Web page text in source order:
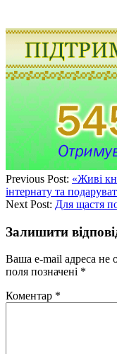
Previous Post: «Живі
інтернату та
Next Post: Для щастя
Залишити
Ваша e-mail адреса не
поля позначені *
Коментар *